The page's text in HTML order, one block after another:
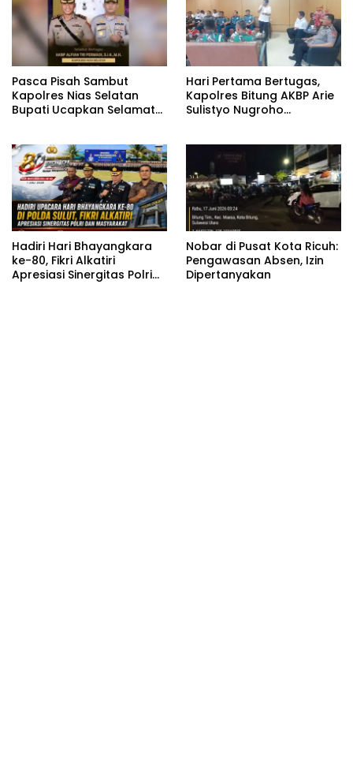
Pasca Pisah Sambut
Kapolres Nias Selatan
Bupati Ucapkan Selamat
Permadi
Hari Pertama Bertugas,
Kapolres Bitung AKBP Arie
Sulistyo Nugroho
Hadiri Hari Bhayangkara
ke-80, Fikri Alkatiri
Apresiasi Sinergitas Polri
Nobar di Pusat Kota Ricuh:
Pengawasan Absen, Izin
Dipertanyakan